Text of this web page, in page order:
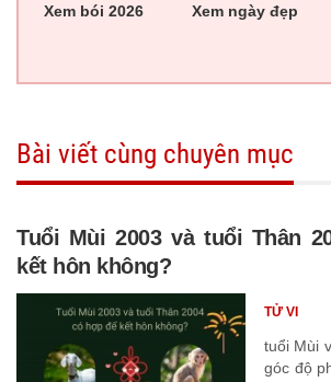
Xem bói 2026 Xem ngày đẹp
Bài viết cùng chuyên mục
Tuổi Mùi 2003 và tuổi Thân
kết hôn không?
tuổi Mùi
góc độ
TỬ VI